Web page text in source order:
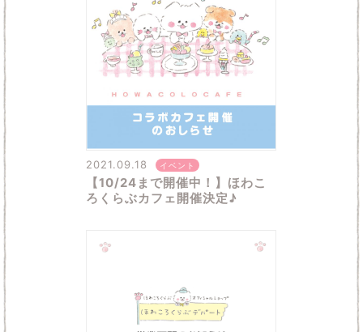
2021.09.18 イベント
【10/24まで開催中！】ほわこ
ろくらぶカフェ開催決定♪